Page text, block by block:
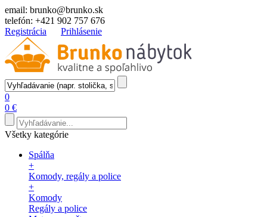
email: brunko@brunko.sk
telefón: +421 902 757 676
Registrácia
Prihlásenie
0
0 €
Všetky kategórie
Spálňa
+
Komody, regály a police
+
Komody
Regály a police